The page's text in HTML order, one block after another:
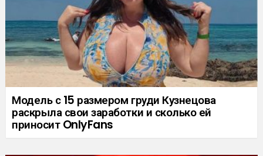
Модель с 15 размером груди Кузнецова
раскрыла свои заработки и сколько ей
приносит OnlyFans